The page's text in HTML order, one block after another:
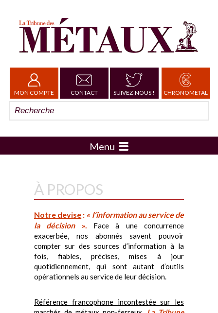
MON COMPTE CONTACT SUIVEZ-NOUS ! CHRONOMETAL
Menu
À PROPOS
Notre devise : « l’information au service de
la décision». Face à une concurrence
exacerbée, nos abonnés savent pouvoir
compter sur des sources d’information à la
fois, fiables, précises, mises à jour
quotidiennement, qui sont autant d’outils
opérationnels au service de leur décision.
Référence francophone incontestée sur les